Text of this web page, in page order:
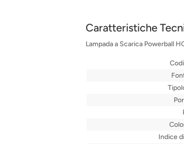
Caratteristiche
Lampada a Scarica Powerball
Indice